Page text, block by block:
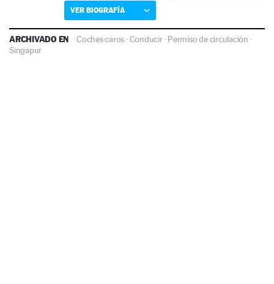
VER BIOGRAFÍA
ARCHIVADO EN Coches caros ·Conducir·Permiso de circulación ·
Singapur